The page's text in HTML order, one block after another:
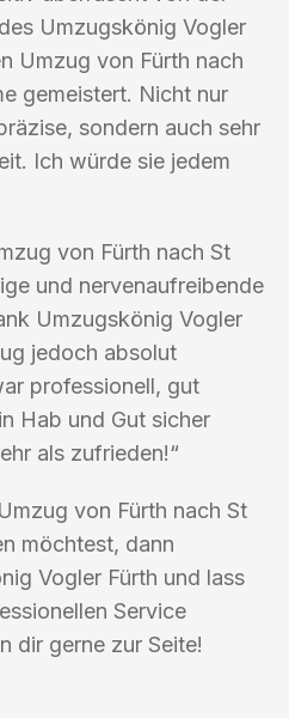
Umzugskönig Vogler
Umzug von Fürth nach
gemeistert. Nicht nur
sondern auch sehr
Ich würde sie jedem
von Fürth nach St
und nervenaufreibende
Umzugskönig Vogler
jedoch absolut
professionell, gut
Hab und Gut sicher
als zufrieden!“
von Fürth nach St
möchtest, dann
Vogler Fürth und lass
Service
dir gerne zur Seite!